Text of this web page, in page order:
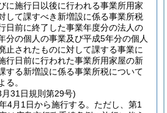
に施行日以後に行われる事業所用家
して課すべき新増設に係る事業所税
日前に終了した事業年度分の法人の
分の個人の事業及び平成5年分の個人
止されたものに対して課する事業に
行日前に行われた事業所用家屋の新
する新増設に係る事業所税について
る。
31日規則第29号)
4月1日から施行する。 ただし、第1